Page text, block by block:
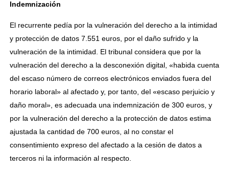
Indemnización
El recurrente pedía por la vulneración del derecho a la intimidad
y protección de datos 7.551 euros, por el daño sufrido y la
vulneración de la intimidad. El tribunal considera que por la
vulneración del derecho a la desconexión digital, «habida cuenta
del escaso número de correos electrónicos enviados fuera del
horario laboral» al afectado y, por tanto, del «escaso perjuicio y
daño moral», es adecuada una indemnización de 300 euros, y
por la vulneración del derecho a la protección de datos estima
ajustada la cantidad de 700 euros, al no constar el
consentimiento expreso del afectado a la cesión de datos a
terceros ni la información al respecto.